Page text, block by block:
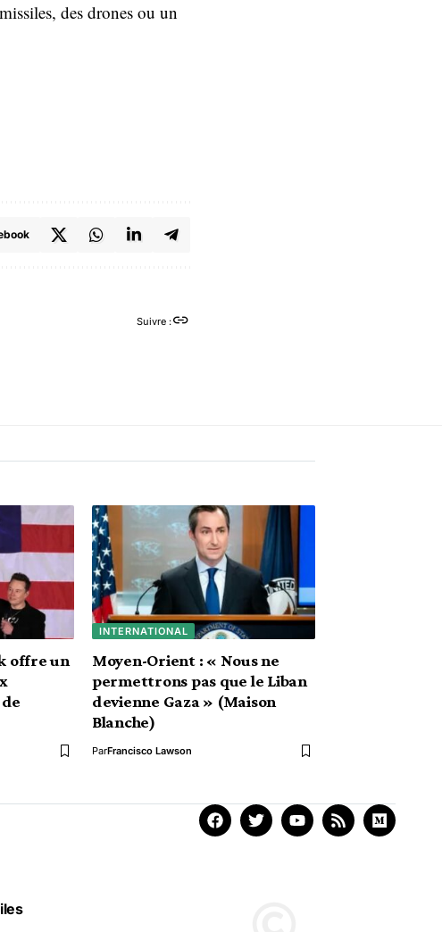
des drones ou un
Suivre :
offre un
INTERNATIONAL
Moyen-Orient : « Nous ne
permettrons pas que le Liban
devienne Gaza » (Maison
Blanche)
ParFrancisco Lawson